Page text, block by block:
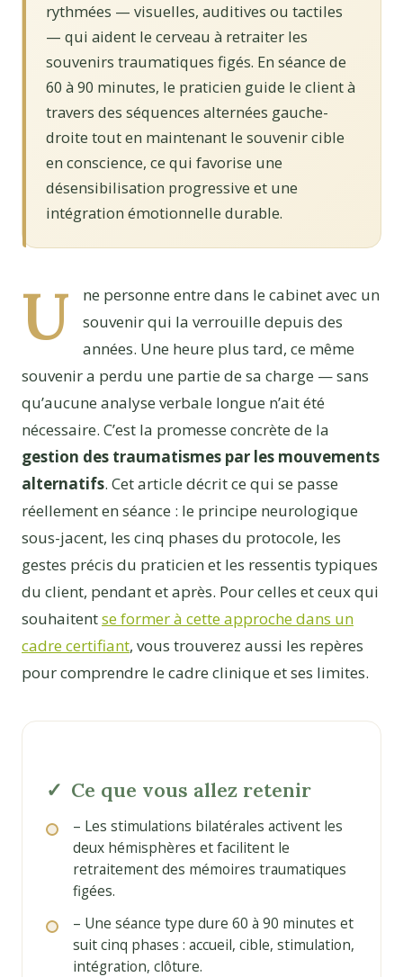
rythmées — visuelles, auditives ou tactiles
— qui aident le cerveau à retraiter les
souvenirs traumatiques figés. En séance de
60 à 90 minutes, le praticien guide le client à
travers des séquences alternées gauche-
droite tout en maintenant le souvenir cible
en conscience, ce qui favorise une
désensibilisation progressive et une
intégration émotionnelle durable.
U
ne personne entre dans le cabinet avec un
souvenir qui la verrouille depuis des
années. Une heure plus tard, ce même
souvenir a perdu une partie de sa charge — sans
qu’aucune analyse verbale longue n’ait été
nécessaire. C’est la promesse concrète de la
gestion des traumatismes par les mouvements
alternatifs. Cet article décrit ce qui se passe
réellement en séance : le principe neurologique
sous-jacent, les cinq phases du protocole, les
gestes précis du praticien et les ressentis typiques
du client, pendant et après. Pour celles et ceux qui
souhaitentse former à cette approche dans un
cadre certifiant, vous trouverez aussi les repères
pour comprendre le cadre clinique et ses limites.
Ce que vous allez retenir
– Les stimulations bilatérales activent les
deux hémisphères et facilitent le
retraitement des mémoires traumatiques
figées.
– Une séance type dure 60 à 90 minutes et
suit cinq phases : accueil, cible, stimulation,
intégration, clôture.